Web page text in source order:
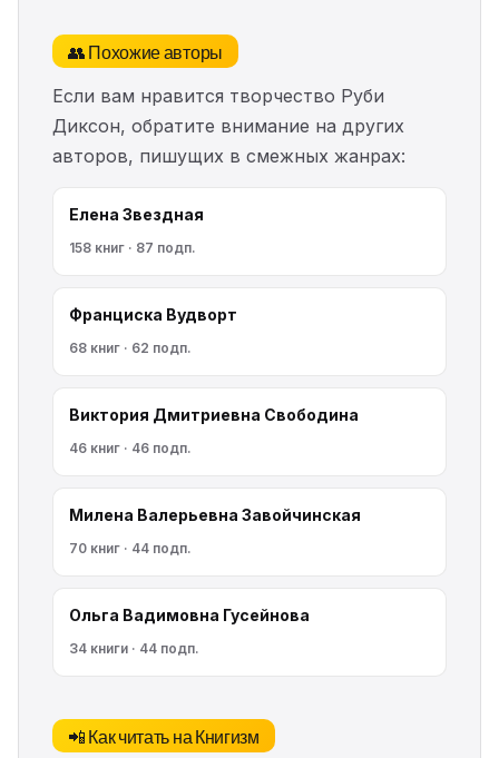
👥 Похожие авторы
Если вам нравится творчество Руби
Диксон, обратите внимание на других
авторов, пишущих в смежных жанрах:
Елена Звездная
158 книг · 87 подп.
Франциска Вудворт
68 книг · 62 подп.
Виктория Дмитриевна Свободина
46 книг · 46 подп.
Милена Валерьевна Завойчинская
70 книг · 44 подп.
Ольга Вадимовна Гусейнова
34 книги · 44 подп.
📲 Как читать на Книгизм